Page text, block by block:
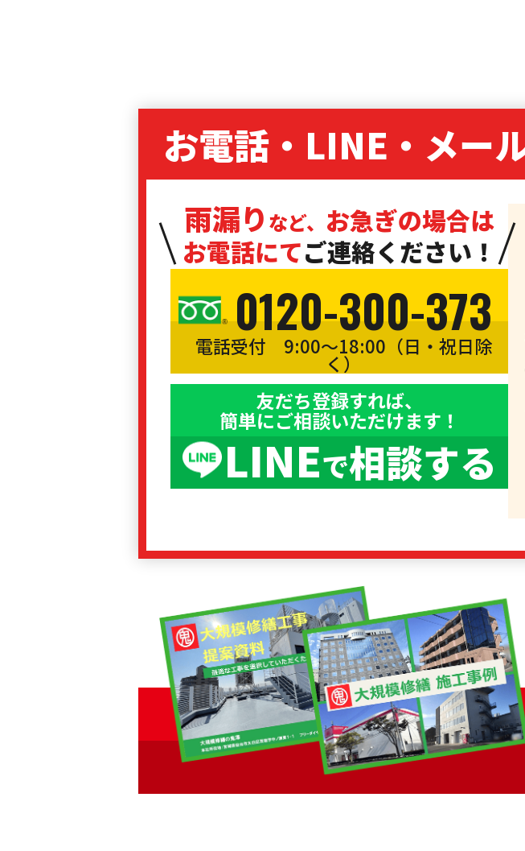
お電話・LINE・ メー
雨漏り など、 お急ぎの場合は
お電話にてご連絡ください！
0120-300-373
電話受付 9:00〜18:00（日・祝日除
く）
友だち登録すれば、
簡単にご相談いただけます！
LINEで相談する